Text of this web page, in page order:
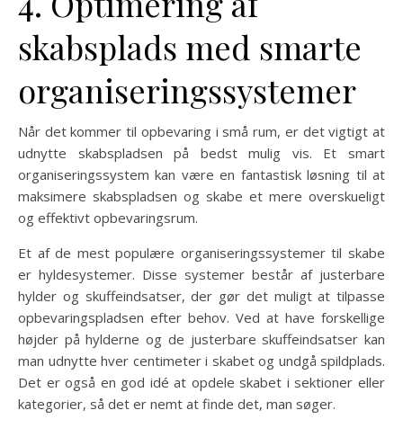
skabsplads med smarte
organiseringssystemer
Når det kommer til opbevaring i små rum, er det vigtigt at
udnytte skabspladsen på bedst mulig vis. Et smart
organiseringssystem kan være en fantastisk løsning til at
maksimere skabspladsen og skabe et mere overskueligt
og effektivt opbevaringsrum.
Et af de mest populære organiseringssystemer til skabe
er hyldesystemer. Disse systemer består af justerbare
hylder og skuffeindsatser, der gør det muligt at tilpasse
opbevaringspladsen efter behov. Ved at have forskellige
højder på hylderne og de justerbare skuffeindsatser kan
man udnytte hver centimeter i skabet og undgå spildplads.
Det er også en god idé at opdele skabet i sektioner eller
kategorier, så det er nemt at finde det, man søger.